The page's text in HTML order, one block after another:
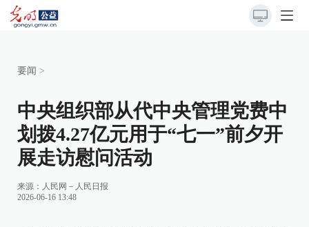
要闻 >
中央组织部从代中央管理党费中
划拨4.27亿元用于“七一”前夕开
展走访慰问活动
来源： 人民网－人民日报
2026-06-16 13:48